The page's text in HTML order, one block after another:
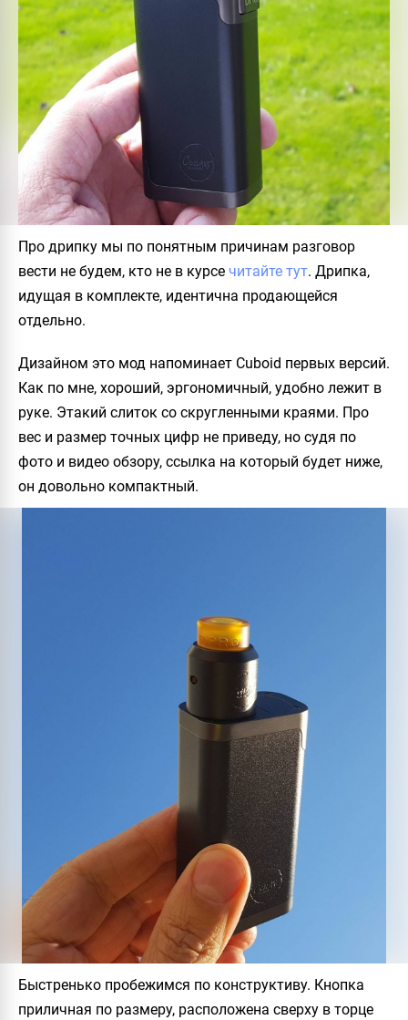
Про дрипку мы по понятным причинам разговор
вести не будем, кто не в курсе читайте тут. Дрипка,
идущая в комплекте, идентична продающейся
отдельно.
Дизайном это мод напоминает Cuboid первых версий.
Как по мне, хороший, эргономичный, удобно лежит в
руке. Этакий слиток со скругленными краями. Про
вес и размер точных цифр не приведу, но судя по
фото и видео обзору, ссылка на который будет ниже,
он довольно компактный.
Быстренько пробежимся по конструктиву. Кнопка
приличная по размеру, расположена сверху в торце